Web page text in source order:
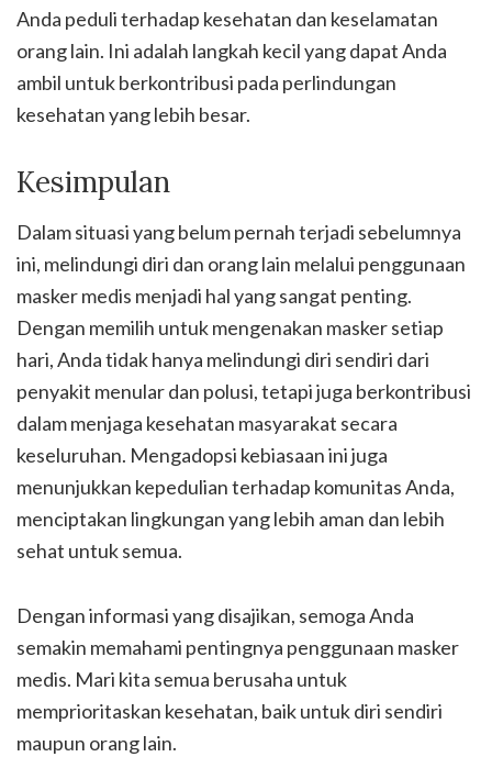
Anda peduli terhadap kesehatan dan keselamatan
orang lain. Ini adalah langkah kecil yang dapat Anda
ambil untuk berkontribusi pada perlindungan
kesehatan yang lebih besar.
Kesimpulan
Dalam situasi yang belum pernah terjadi sebelumnya
ini, melindungi diri dan orang lain melalui penggunaan
masker medis menjadi hal yang sangat penting.
Dengan memilih untuk mengenakan masker setiap
hari, Anda tidak hanya melindungi diri sendiri dari
penyakit menular dan polusi, tetapi juga berkontribusi
dalam menjaga kesehatan masyarakat secara
keseluruhan. Mengadopsi kebiasaan ini juga
menunjukkan kepedulian terhadap komunitas Anda,
menciptakan lingkungan yang lebih aman dan lebih
sehat untuk semua.
Dengan informasi yang disajikan, semoga Anda
semakin memahami pentingnya penggunaan masker
medis. Mari kita semua berusaha untuk
memprioritaskan kesehatan, baik untuk diri sendiri
maupun orang lain.